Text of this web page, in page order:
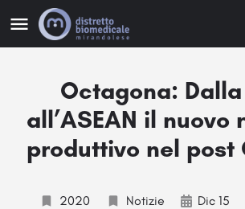
Octagona:
all’ASEAN il nuovo
produttivo nel post
2020 Notizie Dic 15